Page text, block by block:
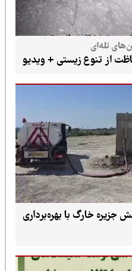
تنوع زیستی + ویدیو
خارگ با بهره‌برداری